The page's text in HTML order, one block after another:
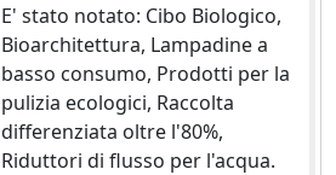
E' stato notato: Cibo Biologico,
Bioarchitettura, Lampadine a
basso consumo, Prodotti per la
pulizia ecologici, Raccolta
differenziata oltre l'80%,
Riduttori di flusso per l'acqua.